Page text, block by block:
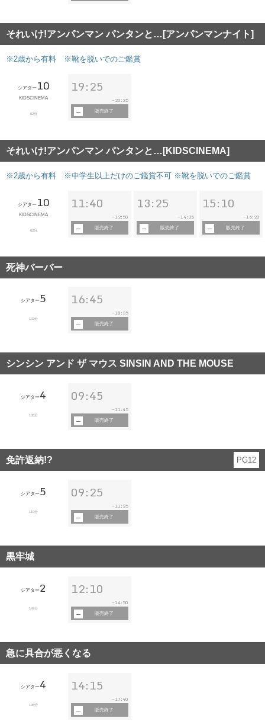
それいけ!アンパンマン パンタンと…[アンパンマンナイト]
※2歳から有料 ※靴を脱いでのご鑑賞
シアター10
KIDSCINEMA
62分
19:25
~ 20:35
販売終了
それいけ!アンパンマン パンタンと…[KIDSCINEMA]
※2歳から有料 ※中学生以上だけのご鑑賞不可 ※靴を脱いでのご鑑賞
シアター10
KIDSCINEMA
62分
11:40
~ 12:50
販売終了
13:25
~ 14:35
販売終了
15:10
~ 16:20
販売終了
死神バーバー
シアター5
102分
16:45
~18:35
販売終了
シンシン アンド ザ マウス SINSIN AND THE MOUSE
シアター4
108分
09:45
~11:45
販売終了
免許返納!? PG12
シアター5
119分
09:25
~11:35
販売終了
黒牢城
シアター2
147分
12:10
~14:50
販売終了
急に具合が悪くなる
シアター4
196分
14:15
~ 17:40
販売終了